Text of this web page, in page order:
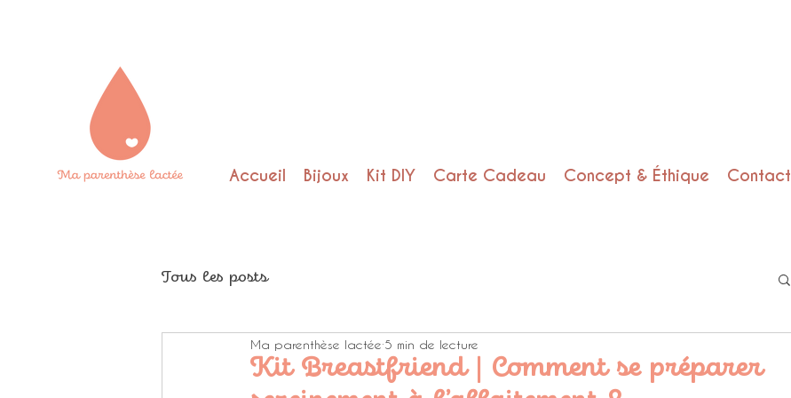
Accueil Bijoux Kit DIY Carte Cadeau Concept & Éthique Contact
Tous les posts
Kit Breastfriend | Comment se préparer
Ma parenthèse lactée 5 min de lecture